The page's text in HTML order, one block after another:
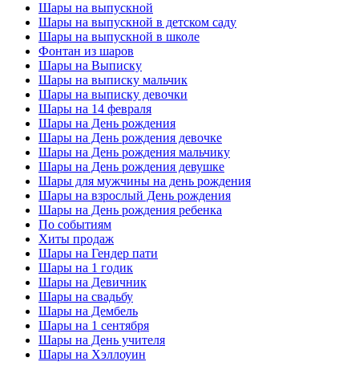
Шары на выпускной
Шары на выпускной в детском саду
Шары на выпускной в школе
Фонтан из шаров
Шары на Выписку
Шары на выписку мальчик
Шары на выписку девочки
Шары на 14 февраля
Шары на День рождения
Шары на День рождения девочке
Шары на День рождения мальчику
Шары на День рождения девушке
Шары для мужчины на день рождения
Шары на взрослый День рождения
Шары на День рождения ребенка
По событиям
Хиты продаж
Шары на Гендер пати
Шары на 1 годик
Шары на Девичник
Шары на свадьбу
Шары на Дембель
Шары на 1 сентября
Шары на День учителя
Шары на Хэллоуин